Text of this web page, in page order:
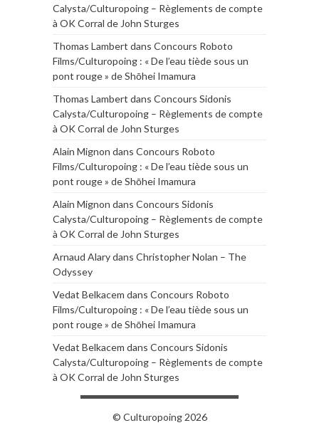
Calysta/Culturopoing – Règlements de compte
à OK Corral de John Sturges
Thomas Lambert dans Concours Roboto
Films/Culturopoing : « De l’eau tiède sous un
pont rouge » de Shōhei Imamura
Thomas Lambert dans Concours Sidonis
Calysta/Culturopoing – Règlements de compte
à OK Corral de John Sturges
Alain Mignon dans Concours Roboto
Films/Culturopoing : « De l’eau tiède sous un
pont rouge » de Shōhei Imamura
Alain Mignon dans Concours Sidonis
Calysta/Culturopoing – Règlements de compte
à OK Corral de John Sturges
Arnaud Alarydans Christopher Nolan – The
Odyssey
Vedat Belkacem dans Concours Roboto
Films/Culturopoing : « De l’eau tiède sous un
pont rouge » de Shōhei Imamura
Vedat Belkacem dans Concours Sidonis
Calysta/Culturopoing – Règlements de compte
à OK Corral de John Sturges
© Culturopoing 2026